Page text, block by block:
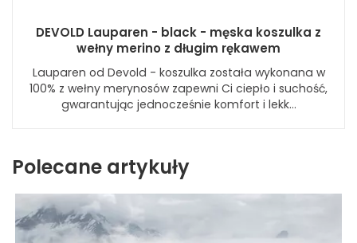
DEVOLD Lauparen - black - męska koszulka z
wełny merino z długim rękawem
Lauparen od Devold - koszulka została wykonana w
100% z wełny merynosów zapewni Ci ciepło i suchość,
gwarantując jednocześnie komfort i lekk...
Polecane artykuły